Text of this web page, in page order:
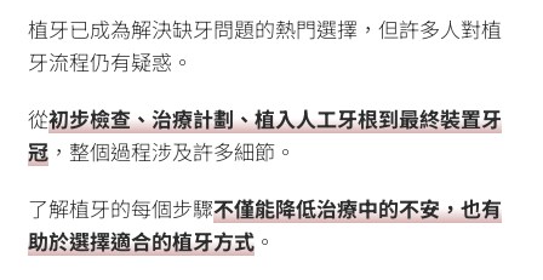
植牙已成為解決缺牙問題的熱門選擇，但許多人對植
牙流程仍有疑惑。
從初步檢查、治療計劃、植入人工牙根到最終裝置牙
冠 ，整個過程涉及許多細節。
了解植牙的每個步驟不僅能降低治療中的不安，也有
助於選擇適合的植牙方式 。